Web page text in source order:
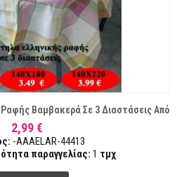
Βαμβακερά Σε 3 Διαστάσεις Από
2,99 €
-AAAELAR-44413
παραγγελίας: 1 τμχ